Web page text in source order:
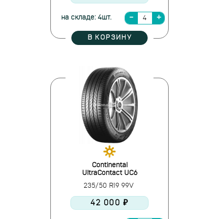
на складе: 4шт.
В КОРЗИНУ
Continental
UltraContact UC6
235/50 R19 99V
42 000 ₽